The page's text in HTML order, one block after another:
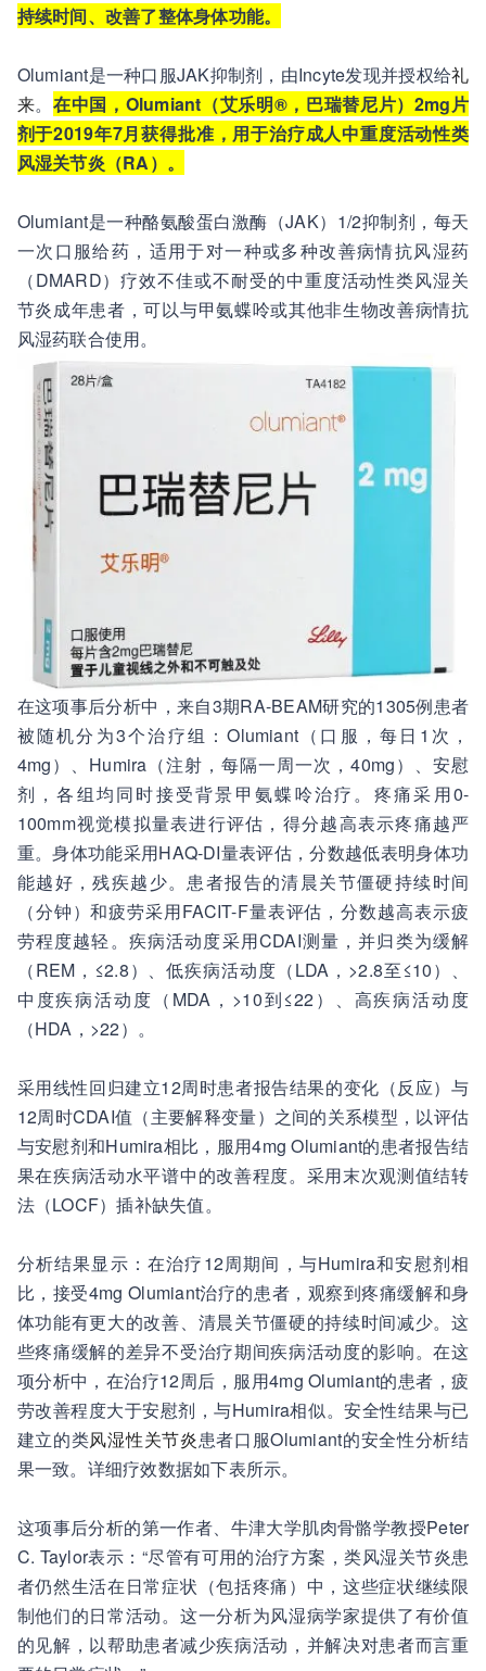
持续时间、改善了整体身体功能。
Olumiant是一种口服JAK抑制剂，由Incyte发现并授权给礼
来。在中国，Olumiant（艾乐明®，巴瑞替尼片）2mg片
剂于2019年7月获得批准，用于治疗成人中重度活动性类
风湿关节炎（RA）。
Olumiant是一种酪氨酸蛋白激酶（JAK）1/2抑制剂，每天
一次口服给药，适用于对一种或多种改善病情抗风湿药
（DMARD）疗效不佳或不耐受的中重度活动性类风湿关
节炎成年患者，可以与甲氨蝶呤或其他非生物改善病情抗
风湿药联合使用。
在这项事后分析中，来自3期RA-BEAM研究的1305例患者
被随机分为3个治疗组：Olumiant（口服，每日1次，
4mg）、Humira（注射，每隔一周一次，40mg）、安慰
剂，各组均同时接受背景甲氨蝶呤治疗。疼痛采用0-
100mm视觉模拟量表进行评估，得分越高表示疼痛越严
重。身体功能采用HAQ-DI量表评估，分数越低表明身体功
能越好，残疾越少。患者报告的清晨关节僵硬持续时间
（分钟）和疲劳采用FACIT-F量表评估，分数越高表示疲
劳程度越轻。疾病活动度采用CDAI测量，并归类为缓解
（REM，≤2.8）、低疾病活动度（LDA，>2.8至≤10）、
中度疾病活动度（MDA，>10到≤22）、高疾病活动度
（HDA，>22）。
采用线性回归建立12周时患者报告结果的变化（反应）与
12周时CDAI值（主要解释变量）之间的关系模型，以评估
与安慰剂和Humira相比，服用4mg Olumiant的患者报告结
果在疾病活动水平谱中的改善程度。采用末次观测值结转
法（LOCF）插补缺失值。
分析结果显示：在治疗12周期间，与Humira和安慰剂相
比，接受4mg Olumiant治疗的患者，观察到疼痛缓解和身
体功能有更大的改善、清晨关节僵硬的持续时间减少。这
些疼痛缓解的差异不受治疗期间疾病活动度的影响。在这
项分析中，在治疗12周后，服用4mg Olumiant的患者，疲
劳改善程度大于安慰剂，与Humira相似。安全性结果与已
建立的类风湿性关节炎患者口服Olumiant的安全性分析结
果一致。详细疗效数据如下表所示。
这项事后分析的第一作者、牛津大学肌肉骨骼学教授Peter
C. Taylor表示：“尽管有可用的治疗方案，类风湿关节炎患
者仍然生活在日常症状（包括疼痛）中，这些症状继续限
制他们的日常活动。这一分析为风湿病学家提供了有价值
的见解，以帮助患者减少疾病活动，并解决对患者而言重